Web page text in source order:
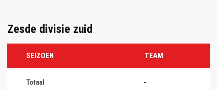
Zesde divisie zuid
SEIZOEN TEAM
Totaal -